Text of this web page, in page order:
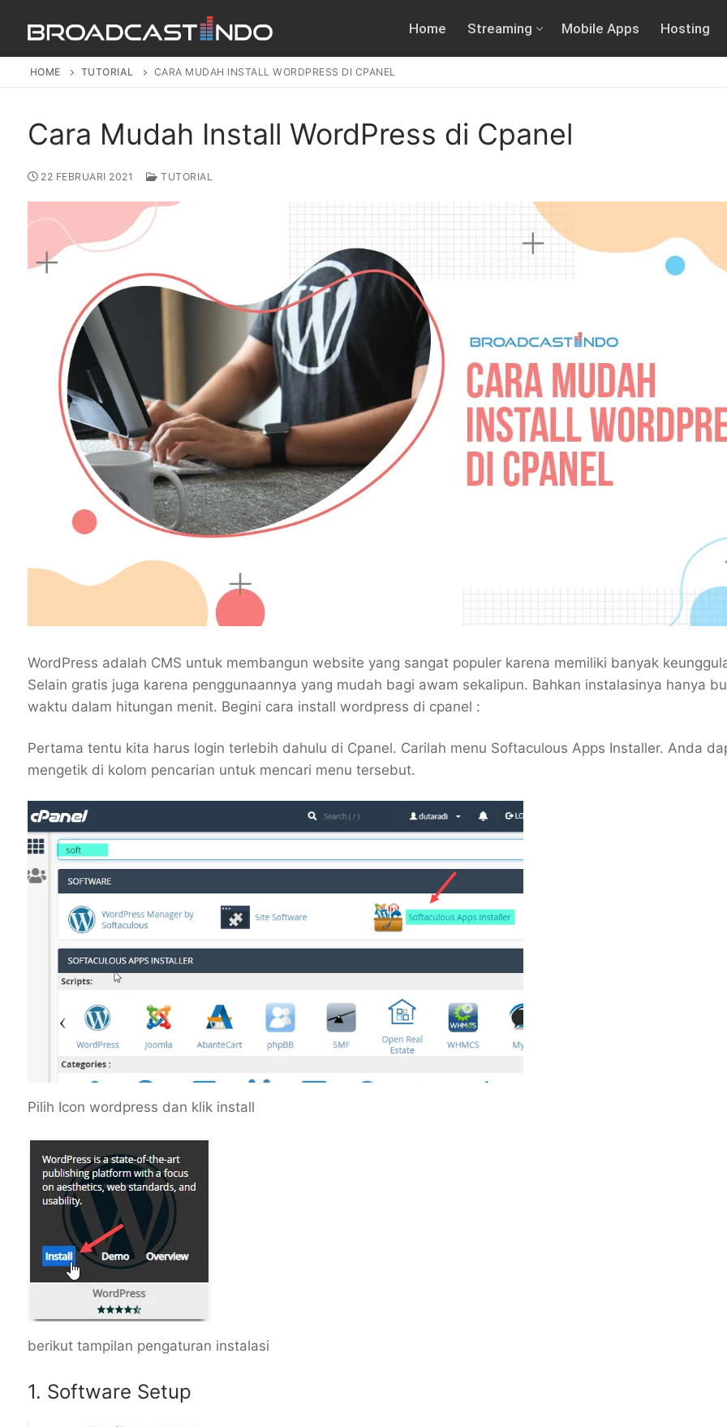
Home Streaming Mobile Apps Hosting
HOME TUTORIAL CARA MUDAH INSTALL WORDPRESS DI CPANEL
Cara Mudah Install WordPress di Cpanel
22 FEBRUARI 2021 TUTORIAL
WordPress adalah CMS untuk membangun website yang sangat populer karena memiliki banyak
Selain gratis juga karena penggunaannya yang mudah bagi awam sekalipun. Bahkan instalasinya hanya
waktu dalam hitungan menit. Begini cara install wordpress di cpanel :
Pertama tentu kita harus login terlebih dahulu di Cpanel. Carilah menu Softaculous Apps Installer. Anda
mengetik di kolom pencarian untuk mencari menu tersebut.
Pilih Icon wordpress dan klik install
berikut tampilan pengaturan instalasi
1. Software Setup